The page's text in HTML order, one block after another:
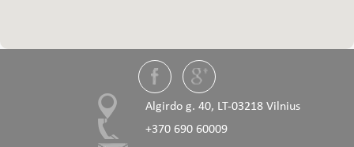
Algirdo g. 40, LT-03218 Vilnius
+370 690 60009